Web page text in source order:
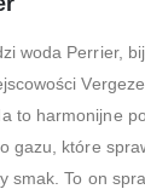
woda Perrier,
to harmonijne
gazu, które
smak. To on